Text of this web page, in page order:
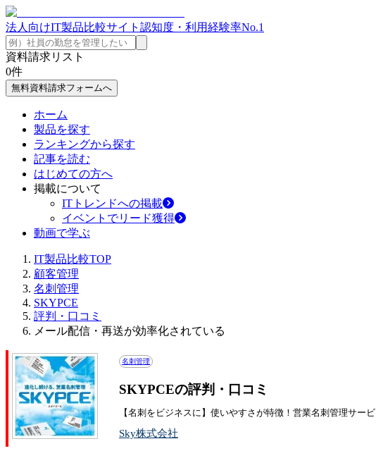
法人向けIT製品比較サイト 認知度・利用経験率No.1
資料請求リスト
0件
無料資料請求フォームへ
ホーム
製品を探す
ランキングから探す
記事を読む
はじめての方へ
掲載について
ITトレンドへの掲載
イベントでリード獲得
動画で学ぶ
IT製品比較TOP
顧客管理
名刺管理
SKYPCE
評判・口コミ
メール配信・再送が効率化されている
名刺管理
SKYPCEの評判・口コミ
【名刺をビジネスに】使いやすさが特徴！営業名刺管理サー
Sky株式会社